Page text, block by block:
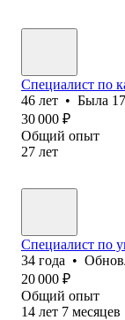
Специалист по
46 лет • Была
30 000 ₽
Общий опыт
27 лет
Специалист по
34 года •
20 000 ₽
Общий опыт
14 лет 7 месяцев